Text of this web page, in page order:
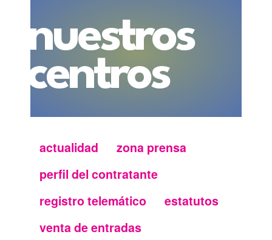
nuestros
centros
secundario
FMC
actualidad
zona prensa
perfil del contratante
registro telemático
estatutos
venta de entradas